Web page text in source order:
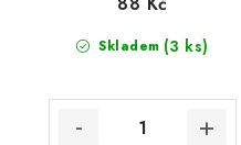
Skladem (3 ks)